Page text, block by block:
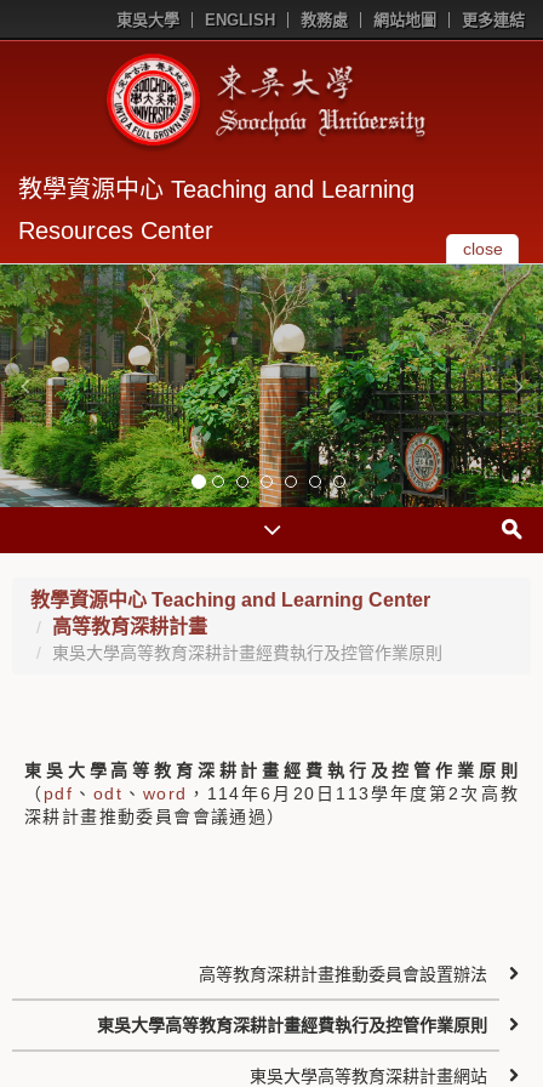
東吳大學 ENGLISH 教務處 網站地圖 更多連結
教學資源中心 Teaching and Learning
Resources Center
close
教學資源中心 Teaching and Learning Center
高等教育深耕計畫
東吳大學高等教育深耕計畫經費執行及控管作業原則
東吳大學高等教育深耕計畫經費執行及控管作業原則
（ pdf 、odt 、word ，114年6月20日113學年度第2次高教
深耕計畫推動委員會會議通過）
高等教育深耕計畫推動委員會設置辦法
東吳大學高等教育深耕計畫經費執行及控管作業原則
東吳大學高等教育深耕計畫網站